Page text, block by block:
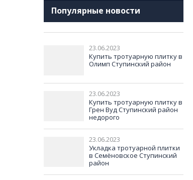
Популярные новости
23.06.2023
Купить тротуарную плитку в
Олимп Ступинский район
23.06.2023
Купить тротуарную плитку в
Грен Вуд Ступинский район
недорого
23.06.2023
Укладка тротуарной плитки
в Семёновское Ступинский
район